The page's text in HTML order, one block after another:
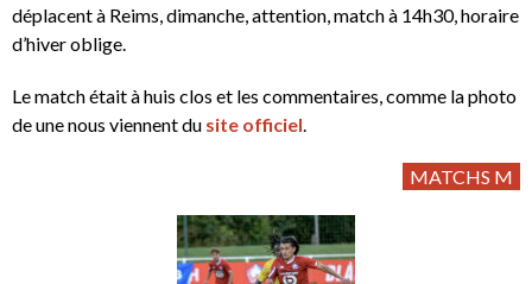
déplacent à Reims, dimanche, attention, match à 14h30, horaire
d’hiver oblige.
Le match était à huis clos et les commentaires, comme la photo
de une nous viennent du site officiel.
MATCHS M